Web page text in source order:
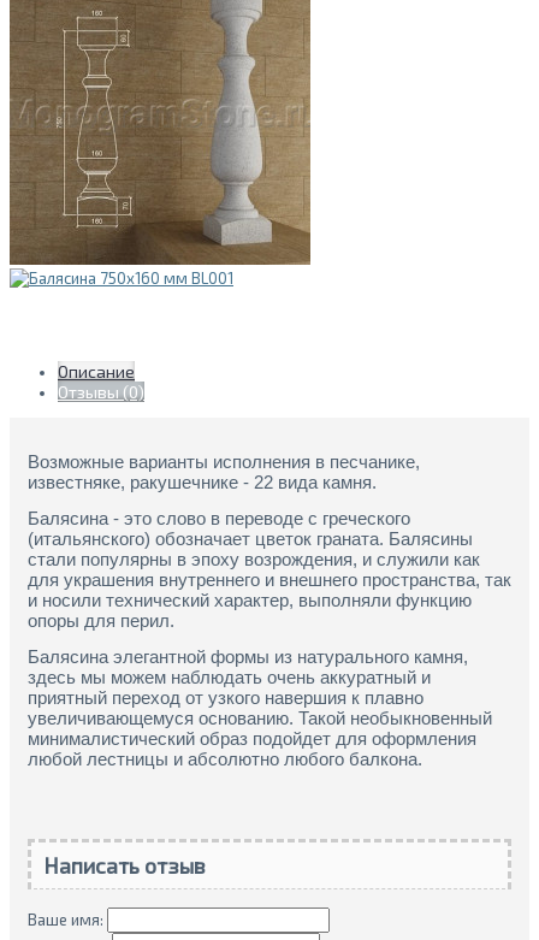
Описание
Отзывы (0)
Возможные варианты исполнения в песчанике,
известняке, ракушечнике - 22 вида камня.
Балясина - это слово в переводе с греческого
(итальянского) обозначает цветок граната. Балясины
стали популярны в эпоху возрождения, и служили как
для украшения внутреннего и внешнего пространства, так
и носили технический характер, выполняли функцию
опоры для перил.
Балясина элегантной формы из натурального камня,
здесь мы можем наблюдать очень аккуратный и
приятный переход от узкого навершия к плавно
увеличивающемуся основанию. Такой необыкновенный
минималистический образ подойдет для оформления
любой лестницы и абсолютно любого балкона.
Написать отзыв
Ваше имя: